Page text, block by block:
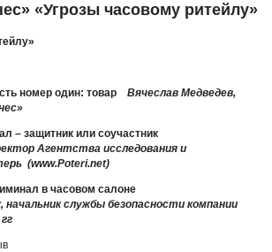
«Угрозы часовому ритейлу»
номер один: товар
Вячеслав Медведев,
– защитник или соучастник
Агентства исследования и
(www.Poteri.net)
в часовом салоне
службы безопасности компании